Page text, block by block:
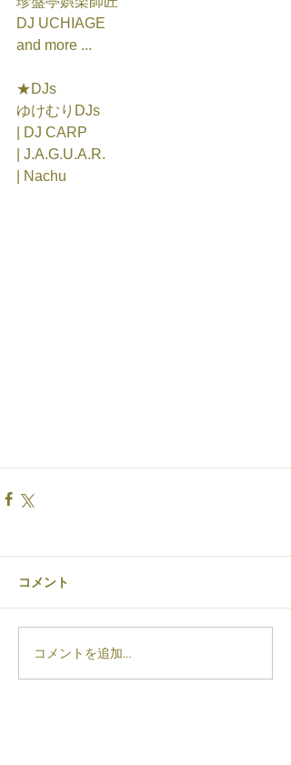
DJ UCHIAGE
and more ...
★DJs
ゆけむりDJs
| DJ CARP
| J.A.G.U.A.R.
| Nachu
コメント
コメントを追加…